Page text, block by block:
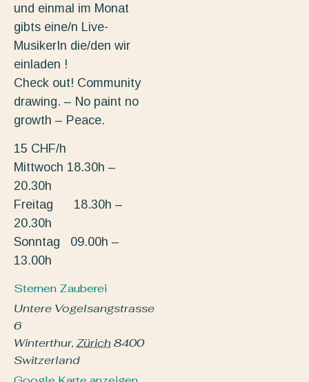
und einmal im Monat
gibts eine/n Live-
MusikerIn die/den wir
einladen !
Check out! Community
drawing. – No paint no
growth – Peace.
15 CHF/h
Mittwoch 18.30h –
20.30h
Freitag 18.30h –
20.30h
Sonntag 09.00h –
13.00h
Sternen Zauberei
Untere Vogelsangstrasse
6
Winterthur, Zürich8400
Switzerland